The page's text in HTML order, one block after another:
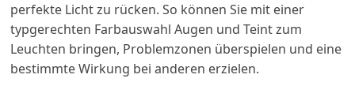
perfekte Licht zu rücken. So können Sie mit einer
typgerechten Farbauswahl Augen und Teint zum
Leuchten bringen, Problemzonen überspielen und eine
bestimmte Wirkung bei anderen erzielen.